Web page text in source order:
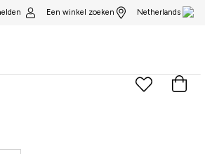
Een winkel zoeken Netherlands